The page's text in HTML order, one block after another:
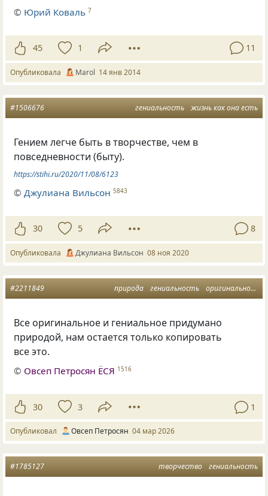
© Юрий Коваль 7
45 1 11
Опубликовала Marol 14 янв 2014
гениальность жизнь как она есть
#1506676
Гением легче быть в творчестве, чем в
повседневности (быту).
https://stihi.ru/2020/11/08/6123
© Джулиана Вильсон 5843
30 5 8
Опубликовала Джулиана Вильсон 08 ноя 2020
природа гениальность оригинальность
#2211849
Все оригинальное и гениальное придумано
природой, нам остается только копировать
все это.
© Овсеп Петросян ЁСЯ 1516
30 3 1
Опубликовал Овсеп Петросян 04 мар 2026
творчество гениальность
#1785127